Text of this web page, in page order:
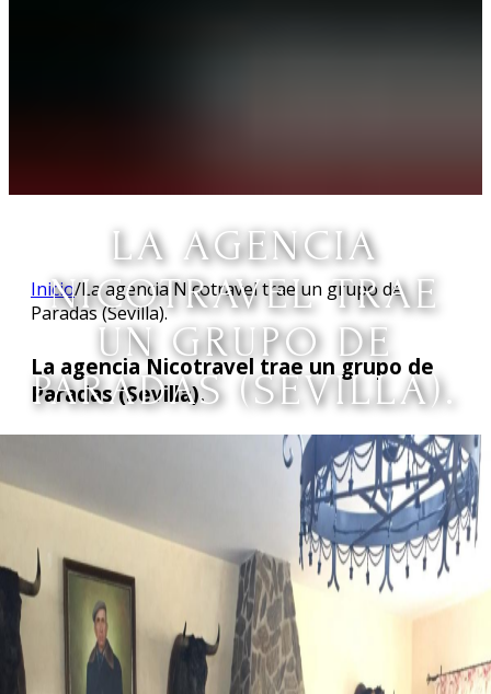
LA AGENCIA
NICOTRAVEL TRAE
UN GRUPO DE
PARADAS (SEVILLA).
Inicio/La agencia Nicotravel trae un grupo de
Paradas (Sevilla).
La agencia Nicotravel trae un grupo de
Paradas (Sevilla).